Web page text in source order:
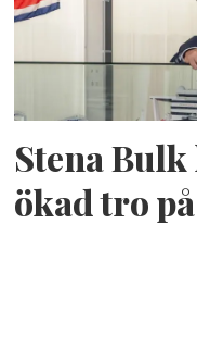
Stena
ökad tro